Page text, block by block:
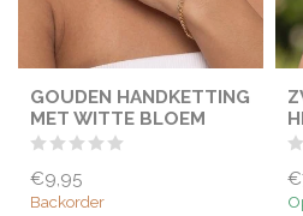
GOUDEN HANDKETTING
MET WITTE BLOEM
€9,95
Backorder